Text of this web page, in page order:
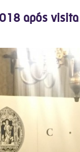
após